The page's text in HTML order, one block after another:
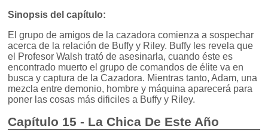
Sinopsis del capítulo:
El grupo de amigos de la cazadora comienza a sospechar
acerca de la relación de Buffy y Riley. Buffy les revela que
el Profesor Walsh trató de asesinarla, cuando éste es
encontrado muerto el grupo de comandos de élite va en
busca y captura de la Cazadora. Mientras tanto, Adam, una
mezcla entre demonio, hombre y máquina aparecerá para
poner las cosas más dificiles a Buffy y Riley.
Capítulo 15 - La Chica De Este Año